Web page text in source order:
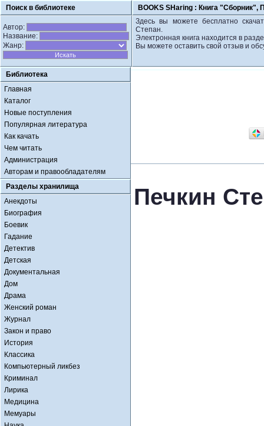
Поиск в библиотеке BOOKS SHaring : Книга "Сборник",
Автор:
Название:
Жанр:
Здесь вы можете бесплатно
Степан.
Электронная книга находится в
Вы можете оставить свой отзыв и
Библиотека
Главная
Каталог
Новые поступления
Популярная литература
Как качать
Чем читать
Администрация
Авторам и правообладателям
Разделы хранилища
Анекдоты
Биография
Боевик
Гадание
Детектив
Детская
Документальная
Дом
Драма
Женский роман
Журнал
Закон и право
История
Классика
Компьютерный ликбез
Криминал
Лирика
Медицина
Мемуары
Печкин